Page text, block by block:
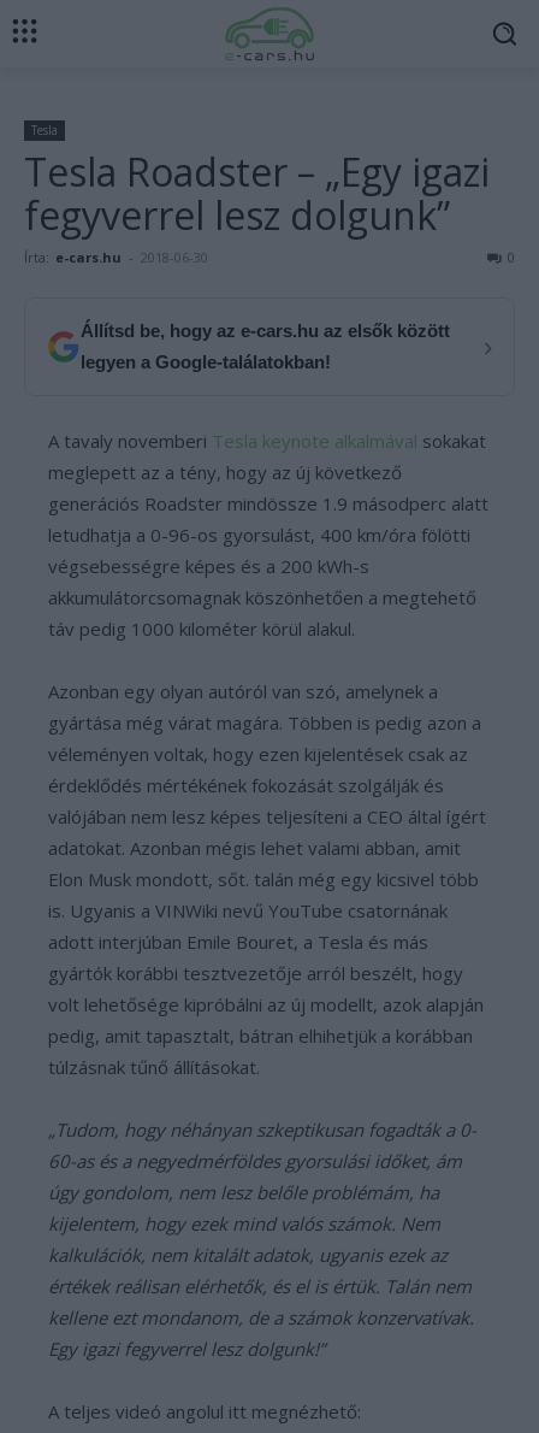
Tesla
Tesla Roadster – „Egy igazi
fegyverrel lesz dolgunk”
Írta: e-cars.hu - 2018-06-30 0
Állítsd be, hogy az e-cars.hu az elsők között
legyen a Google-találatokban!
›
A tavaly novemberi Tesla keynote alkalmával sokakat
meglepett az a tény, hogy az új következő
generációs Roadster mindössze 1.9 másodperc alatt
letudhatja a 0-96-os gyorsulást, 400 km/óra fölötti
végsebességre képes és a 200 kWh-s
akkumulátorcsomagnak köszönhetően a megtehető
táv pedig 1000 kilométer körül alakul.
Azonban egy olyan autóról van szó, amelynek a
gyártása még várat magára. Többen is pedig azon a
véleményen voltak, hogy ezen kijelentések csak az
érdeklődés mértékének fokozását szolgálják és
valójában nem lesz képes teljesíteni a CEO által ígért
adatokat. Azonban mégis lehet valami abban, amit
Elon Musk mondott, sőt. talán még egy kicsivel több
is. Ugyanis a VINWiki nevű YouTube csatornának
adott interjúban Emile Bouret, a Tesla és más
gyártók korábbi tesztvezetője arról beszélt, hogy
volt lehetősége kipróbálni az új modellt, azok alapján
pedig, amit tapasztalt, bátran elhihetjük a korábban
túlzásnak tűnő állításokat.
„Tudom, hogy néhányan szkeptikusan fogadták a 0-
60-as és a negyedmérföldes gyorsulási időket, ám
úgy gondolom, nem lesz belőle problémám, ha
kijelentem, hogy ezek mind valós számok. Nem
kalkulációk, nem kitalált adatok, ugyanis ezek az
értékek reálisan elérhetők, és el is értük. Talán nem
kellene ezt mondanom, de a számok konzervatívak.
Egy igazi fegyverrel lesz dolgunk!”
A teljes videó angolul itt megnézhető: